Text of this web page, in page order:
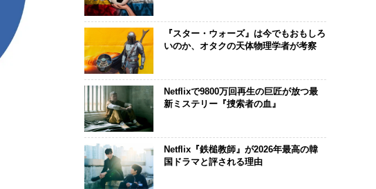
『スター・ウォーズ』は今でもおもしろ
いのか、オタクの天体物理学者が考察
Netflixで9800万回再生の巨匠が放つ最
新ミステリー『捜索者の血』
Netflix『鉄槌教師』が2026年最高の韓
国ドラマと評される理由